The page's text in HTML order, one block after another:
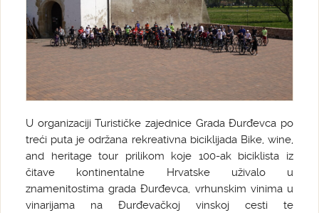
U organizaciji Turističke zajednice Grada Đurđevca po
treći puta je održana rekreativna biciklijada Bike, wine,
and heritage tour prilikom koje 100-ak biciklista iz
čitave kontinentalne Hrvatske uživalo u
znamenitostima grada Đurđevca, vrhunskim vinima u
vinarijama na Đurđevačkoj vinskoj cesti te